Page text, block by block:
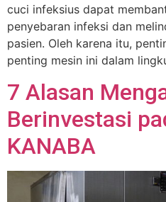
cuci infeksius dapat
penyebaran infeksi dan
pasien. Oleh karena itu,
penting mesin ini dalam
7 Alasan
Berinvestasi
KANABA